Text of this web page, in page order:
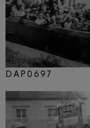
DAP0697